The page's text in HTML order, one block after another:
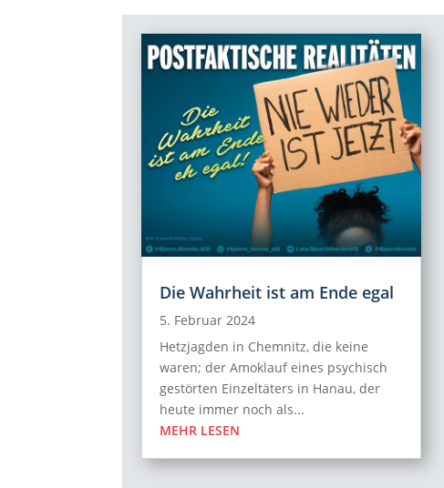
Die Wahrheit ist am Ende egal
5. Februar 2024
Hetzjagden in Chemnitz, die keine
waren; der Amoklauf eines psychisch
gestörten Einzeltäters in Hanau, der
heute immer noch als...
MEHR LESEN